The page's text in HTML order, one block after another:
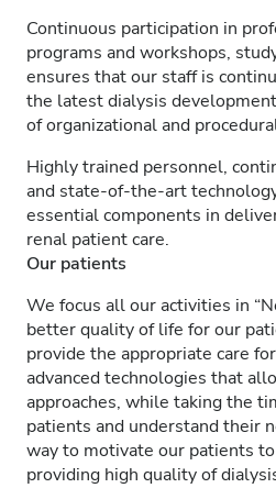
Continuous participation in
programs and workshops,
ensures that our staff is
the latest dialysis
of organizational and
Highly trained personnel,
and state-of-the-art
essential components in
renal patient care.
Our patients
We focus all our activities in
better quality of life for our
provide the appropriate care
advanced technologies that
approaches, while taking the
patients and understand their
way to motivate our patients
providing high quality of